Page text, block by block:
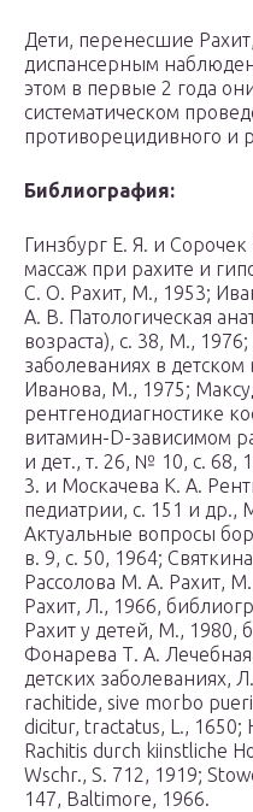
Дети, перенесшие
диспансерным
этом в первые 2 года
систематическом
противорецидивного и
Библиография:
Гинзбург Е. Я. и
массаж при рахите и
С. О. Рахит, М., 1953;
А. В. Патологическая
возраста), с. 38, М.,
заболеваниях в
Иванова, М., 1975;
рентгенодиагностике
витамин-D-зависимом
и дет., т. 26, № 10, с. 68,
3. и Москачева К. А.
педиатрии, с. 151 и др.,
Актуальные вопросы
в. 9, с. 50, 1964;
Рассолова М. А. Рахит,
Рахит, Л., 1966,
Рахит у детей, М.,
Фонарева Т. А.
детских заболеваниях,
rachitide, sive morbo
dicitur, tractatus, L., 1650;
Rachitis durch kiinstliche
Wschr., S. 712, 1919;
147, Baltimore, 1966.